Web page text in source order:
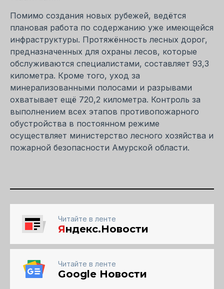
Помимо создания новых рубежей, ведётся
плановая работа по содержанию уже имеющейся
инфраструктуры. Протяжённость лесных дорог,
предназначенных для охраны лесов, которые
обслуживаются специалистами, составляет 93,3
километра. Кроме того, уход за
минерализованными полосами и разрывами
охватывает ещё 720,2 километра. Контроль за
выполнением всех этапов противопожарного
обустройства в постоянном режиме
осуществляет министерство лесного хозяйства и
пожарной безопасности Амурской области.
Читайте в ленте
Яндекс.Новости
Читайте в ленте
Google Новости